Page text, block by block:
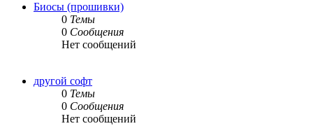
Биосы (прошивки)
0 Темы
0 Сообщения
Нет сообщений
другой софт
0 Темы
0 Сообщения
Нет сообщений